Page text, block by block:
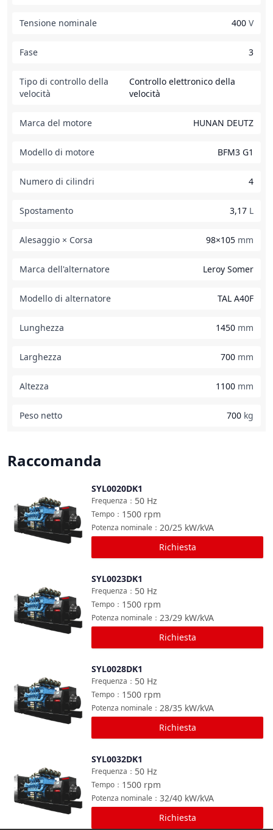
Tensione nominale 400 V
Fase 3
Tipo di controllo della
velocità
Controllo elettronico della
velocità
Marca del motore HUNAN DEUTZ
Modello di motore BFM3 G1
Numero di cilindri 4
Spostamento 3,17 L
Alesaggio × Corsa 98×105 mm
Marca dell'alternatore Leroy Somer
Modello di alternatore TAL A40F
Lunghezza 1450 mm
Larghezza 700 mm
Altezza 1100 mm
Peso netto 700 kg
Raccomanda
SYL0020DK1
50 Hz
Frequenza ：
1500 rpm
Tempo ：
20/25 kW/kVA
Potenza nominale ：
Richiesta
SYL0023DK1
50 Hz
Frequenza ：
1500 rpm
Tempo ：
23/29 kW/kVA
Potenza nominale ：
Richiesta
SYL0028DK1
50 Hz
Frequenza ：
1500 rpm
Tempo ：
28/35 kW/kVA
Potenza nominale ：
Richiesta
SYL0032DK1
50 Hz
Frequenza ：
1500 rpm
Tempo ：
32/40 kW/kVA
Potenza nominale ：
Richiesta